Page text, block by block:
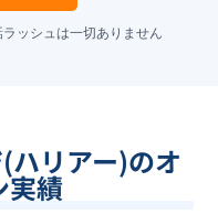
ッシュは一切ありません
ハリアー)のオ
実績